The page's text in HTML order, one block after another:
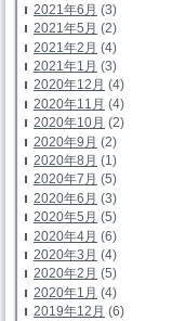
2021年6月 (3)
2021年5月 (2)
2021年2月 (4)
2021年1月 (3)
2020年12月 (4)
2020年11月 (4)
2020年10月 (2)
2020年9月 (2)
2020年8月 (1)
2020年7月 (5)
2020年6月 (3)
2020年5月 (5)
2020年4月 (6)
2020年3月 (4)
2020年2月 (5)
2020年1月 (4)
2019年12月 (6)